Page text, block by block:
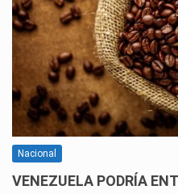
Nacional
VENEZUELA PODRÍA